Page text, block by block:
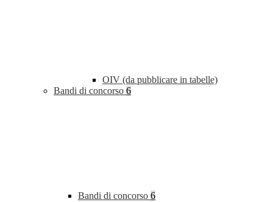
OIV (da pubblicare in tabelle)
Bandi di concorso 6
Bandi di concorso 6